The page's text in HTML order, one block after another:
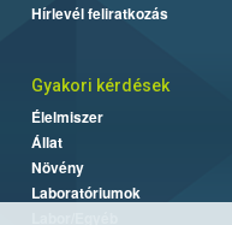
Hírlevél feliratkozás
Gyakori kérdések
Élelmiszer
Állat
Növény
Laboratóriumok